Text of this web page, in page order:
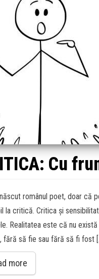
Cu
românul poet, doar că
la critică. Critica și
Realitatea este că nu
fără să fie sau fără să fi fost
more